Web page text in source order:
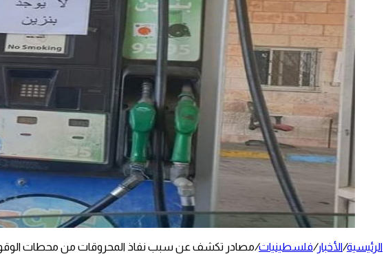
الرئيسية/الأخبار/فلسطينيات/مصادر تكشف عن سبب نفاذ المحروقات من محطات